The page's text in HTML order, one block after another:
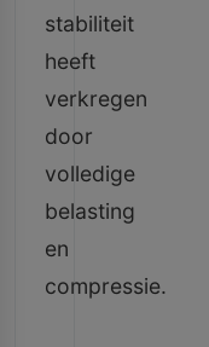
stabiliteit
heeft
verkregen
door
volledige
belasting
en
compressie.